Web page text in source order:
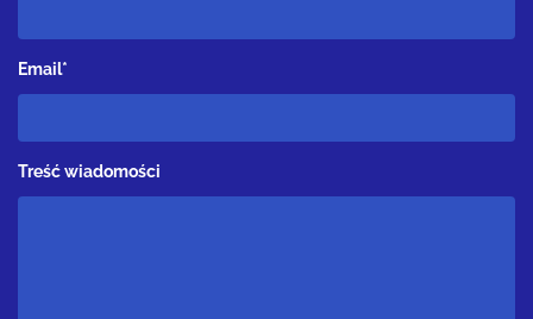
Email*
Treść wiadomości